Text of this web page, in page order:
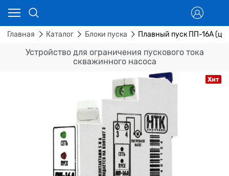
Главная Каталог Блоки пуска Плавный пуск ПП-16А
Устройство для ограничения пускового тока
скважинного насоса
Хит